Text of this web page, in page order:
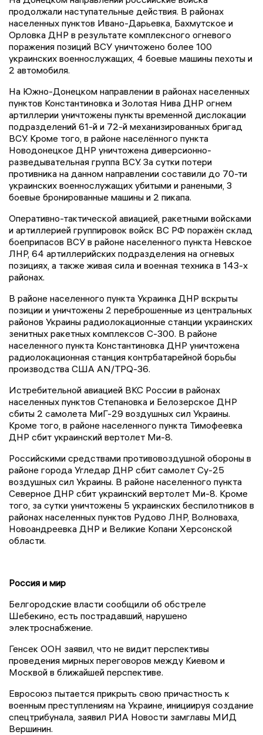
продолжали наступательные действия. В районах
населенных пунктов Ивано-Дарьевка, Бахмутское и
Орловка ДНР в результате комплексного огневого
поражения позиций ВСУ уничтожено более 100
украинских военнослужащих, 4 боевые машины пехоты и
2 автомобиля.
На Южно-Донецком направлении в районах населенных
пунктов Константиновка и Золотая Нива ДНР огнем
артиллерии уничтожены пункты временной дислокации
подразделений 61-й и 72-й механизированных бригад
ВСУ. Кроме того, в районе населённого пункта
Новодонецкое ДНР уничтожена диверсионно-
разведывательная группа ВСУ. За сутки потери
противника на данном направлении составили до 70-ти
украинских военнослужащих убитыми и ранеными, 3
боевые бронированные машины и 2 пикапа.
Оперативно-тактической авиацией, ракетными войсками
и артиллерией группировок войск ВС РФ поражён склад
боеприпасов ВСУ в районе населенного пункта Невское
ЛНР, 64 артиллерийских подразделения на огневых
позициях, а также живая сила и военная техника в 143-х
районах.
В районе населенного пункта Украинка ДНР вскрыты
позиции и уничтожены 2 переброшенные из центральных
районов Украины радиолокационные станции украинских
зенитных ракетных комплексов С-300. В районе
населенного пункта Константиновка ДНР уничтожена
радиолокационная станция контрбатарейной борьбы
производства США AN/TPQ-36.
Истребительной авиацией ВКС России в районах
населенных пунктов Степановка и Белозерское ДНР
сбиты 2 самолета МиГ-29 воздушных сил Украины.
Кроме того, в районе населенного пункта Тимофеевка
ДНР сбит украинский вертолет Ми-8.
Российскими средствами противовоздушной обороны в
районе города Угледар ДНР сбит самолет Су-25
воздушных сил Украины. В районе населенного пункта
Северное ДНР сбит украинский вертолет Ми-8. Кроме
того, за сутки уничтожены 5 украинских беспилотников в
районах населенных пунктов Рудово ЛНР, Волноваха,
Новоандреевка ДНР и Великие Копани Херсонской
области.
Россия и мир
Белгородские власти сообщили об обстреле
Шебекино, есть пострадавший, нарушено
электроснабжение.
Генсек ООН заявил, что не видит перспективы
проведения мирных переговоров между Киевом и
Москвой в ближайшей перспективе.
Евросоюз пытается прикрыть свою причастность к
военным преступлениям на Украине, инициируя создание
спецтрибунала, заявил РИА Новости замглавы МИД
Вершинин.